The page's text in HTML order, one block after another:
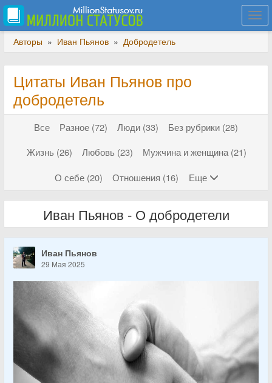
Авторы » Иван Пьянов » Добродетель
Цитаты Иван Пьянов про
добродетель
Все Разное (72) Люди (33)
Без рубрики (28)
Жизнь (26)
Любовь (23)
Мужчина и женщина (21)
О себе (20)
Отношения (16) Еще
Иван Пьянов - О добродетели
Иван Пьянов
29 Мая 2025